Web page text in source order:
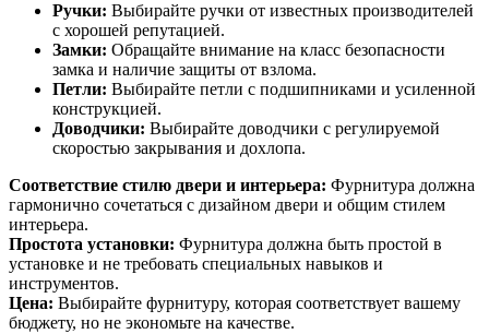
Ручки: Выбирайте ручки от известных производителей
с хорошей репутацией.
Замки: Обращайте внимание на класс безопасности
замка и наличие защиты от взлома.
Петли: Выбирайте петли с подшипниками и усиленной
конструкцией.
Доводчики: Выбирайте доводчики с регулируемой
скоростью закрывания и дохлопа.
Соответствие стилю двери и интерьера: Фурнитура должна
гармонично сочетаться с дизайном двери и общим стилем
интерьера.
Простота установки: Фурнитура должна быть простой в
установке и не требовать специальных навыков и
инструментов.
Цена: Выбирайте фурнитуру, которая соответствует вашему
бюджету, но не экономьте на качестве.